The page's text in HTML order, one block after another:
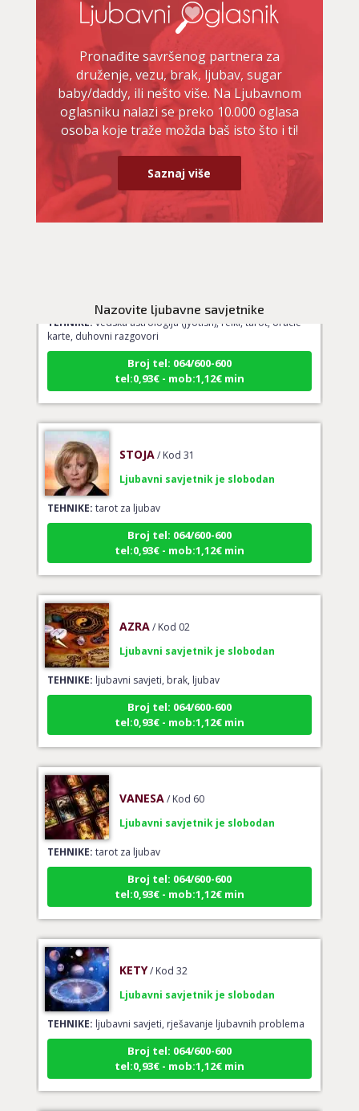
Pronađite savršenog partnera za
druženje, vezu, brak, ljubav, sugar
baby/daddy, ili nešto više. Na Ljubavnom
oglasniku nalazi se preko 10.000 oglasa
osoba koje traže možda baš isto što i ti!
Saznaj više
Nazovite ljubavne savjetnike
vedska astrologija (jyotish), reiki, tarot, oracle
karte, duhovni razgovori
Broj tel: 064/600-600
tel:0,93€ - mob:1,12€ min
/ Kod 31
Ljubavni savjetnik je slobodan
TEHNIKE:tarot za ljubav
Broj tel: 064/600-600
tel:0,93€ - mob:1,12€ min
/ Kod 02
Ljubavni savjetnik je slobodan
TEHNIKE:ljubavni savjeti, brak, ljubav
Broj tel: 064/600-600
tel:0,93€ - mob:1,12€ min
/ Kod 60
Ljubavni savjetnik je slobodan
TEHNIKE:tarot za ljubav
Broj tel: 064/600-600
tel:0,93€ - mob:1,12€ min
/ Kod 32
Ljubavni savjetnik je slobodan
TEHNIKE:ljubavni savjeti, rješavanje ljubavnih problema
Broj tel: 064/600-600
tel:0,93€ - mob:1,12€ min